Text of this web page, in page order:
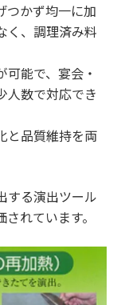
つかず均一に加
く、調理済み料
能で、宴会・
人数で対応でき
と品質維持を両
する演出ツール
れています。